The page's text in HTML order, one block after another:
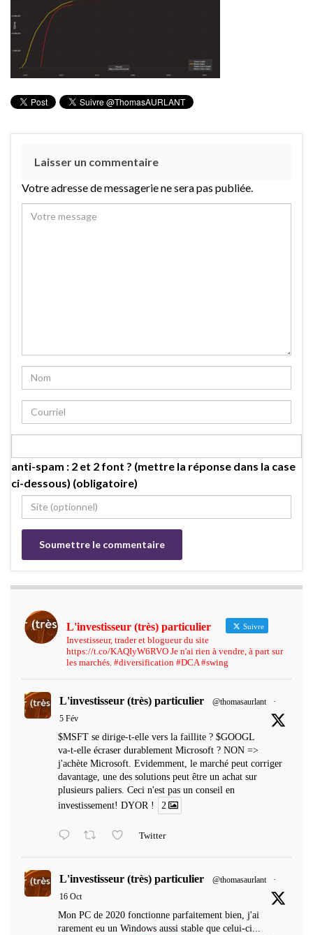
Laisser un commentaire
Votre adresse de messagerie ne sera pas publiée.
anti-spam : 2 et 2 font ? (mettre la réponse dans la case
ci-dessous) (obligatoire)
L'investisseur (très) particulier Suivre
Investisseur, trader et blogueur du site
https://t.co/KAQIyW6RVO Je n'ai rien à vendre, à part sur
les marchés. #diversification #DCA #swing
L'investisseur (très) particulier @thomasaurlant
·
5 Fév
$MSFT se dirige-t-elle vers la faillite ? $GOOGL
va-t-elle écraser durablement Microsoft ? NON =>
j'achète Microsoft. Evidemment, le marché peut corriger
davantage, une des solutions peut être un achat sur
plusieurs paliers. Ceci n'est pas un conseil en
investissement! DYOR !
2
Twitter
L'investisseur (très) particulier @thomasaurlant
·
16 Oct
Mon PC de 2020 fonctionne parfaitement bien, j'ai
rarement eu un Windows aussi stable que celui-ci...